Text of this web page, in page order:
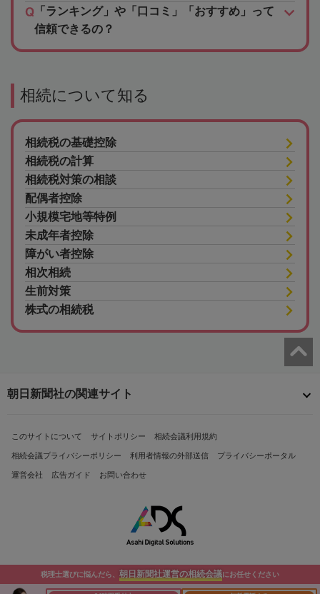
「ランキング」や「口コミ」「おすすめ」って
信頼できるの？
相続について知る
相続税の基礎控除
相続税の計算
相続税対策の相談
配偶者控除
小規模宅地等特例
未成年者控除
障がい者控除
相次相続
生前対策
株式の相続税
税理士選びに悩んだら、 朝日新聞社運営の相続会議にお任せください
朝日新聞社の関連サイト
このサイトについて サイトポリシー 相続会議利用規約
相続会議プライバシーポリシー 利用者情報の外部送信 プライバシーポータル
運営会社 広告ガイド お問い合わせ
Copyright© The Asahi Shimbun Company. All Rights Reserved.